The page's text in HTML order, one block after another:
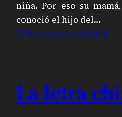
niña. Por eso su
conoció el hijo del…
27 de febrero de 2004
La letra